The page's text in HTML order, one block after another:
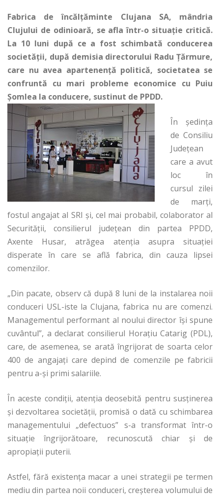
Fabrica de încălțăminte Clujana SA, mândria
Clujului de odinioară, se afla într-o situație critică.
La 10 luni după ce a fost schimbată conducerea
societății, după demisia directorului Radu Țărmure,
care nu avea apartenență politică, societatea se
confruntă cu mari probleme economice cu Puiu
Șomlea la conducere, sustinut de PPDD.
În ședința
de Consiliu
Județean
care a avut
loc în
cursul zilei
de marți,
fostul angajat al SRI și, cel mai probabil, colaborator al
Securității, consilierul județean din partea PPDD,
Axente Husar, atrăgea atenția asupra situației
disperate în care se află fabrica, din cauza lipsei
comenzilor.
„Din pacate, observ că după 8 luni de la instalarea noii
conduceri USL-iste la Clujana, fabrica nu are comenzi.
Managementul performant al noului director își spune
cuvântul”, a declarat consilierul Horațiu Catarig (PDL),
care, de asemenea, se arată îngrijorat de soarta celor
400 de angajați care depind de comenzile pe fabricii
pentru a-și primi salariile.
În aceste condiții, atenția deosebită pentru susținerea
și dezvoltarea societății, promisă o dată cu schimbarea
managementului „defectuos” s-a transformat într-o
situație îngrijorătoare, recunoscută chiar și de
apropiații puterii.
Astfel, fără existența macar a unei strategii pe termen
mediu din partea noii conduceri, creșterea volumului de